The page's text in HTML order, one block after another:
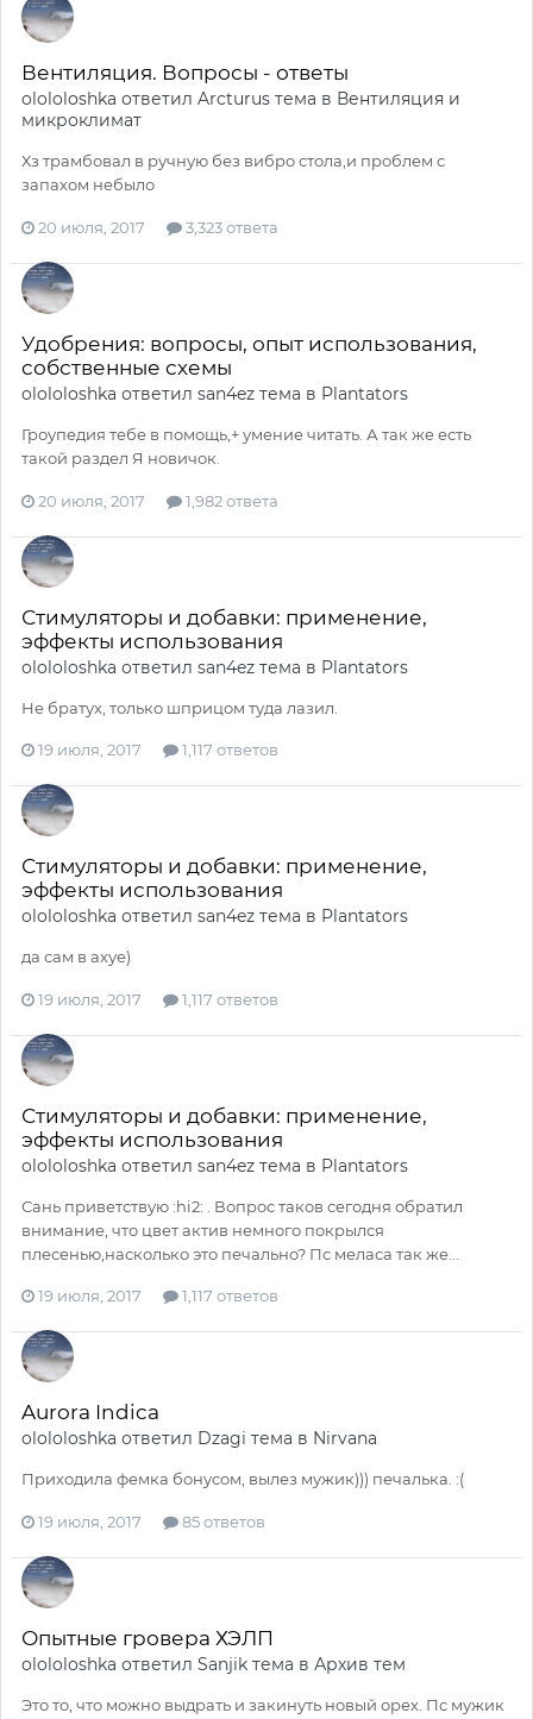
Вентиляция. Вопросы - ответы
olololoshka ответил Arcturus тема в Вентиляция и
микроклимат
Хз трамбовал в ручную без вибро стола,и проблем с
запахом небыло
20 июля, 2017 3,323 ответа
Удобрения: вопросы, опыт использования,
собственные схемы
olololoshka ответил san4ez тема в Plantators
Гроупедия тебе в помощь,+ умение читать. А так же есть
такой раздел Я новичок.
20 июля, 2017 1,982 ответа
Стимуляторы и добавки: применение,
эффекты использования
olololoshka ответил san4ez тема в Plantators
Не братух, только шприцом туда лазил.
19 июля, 2017 1,117 ответов
Стимуляторы и добавки: применение,
эффекты использования
olololoshka ответил san4ez тема в Plantators
да сам в ахуе)
19 июля, 2017 1,117 ответов
Стимуляторы и добавки: применение,
эффекты использования
olololoshka ответил san4ez тема в Plantators
Сань приветствую :hi2: . Вопрос таков сегодня обратил
внимание, что цвет актив немного покрылся
плесенью,насколько это печально? Пс меласа так же...
19 июля, 2017 1,117 ответов
Aurora Indica
olololoshka ответил Dzagi тема в Nirvana
Приходила фемка бонусом, вылез мужик))) печалька. :(
19 июля, 2017 85 ответов
Опытные гровера ХЭЛП
olololoshka ответил Sanjik тема в Архив тем
Это то, что можно выдрать и закинуть новый орех. Пс мужик